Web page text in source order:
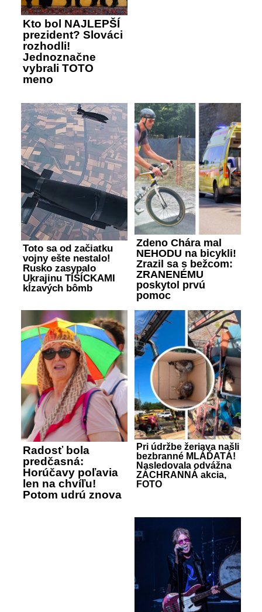
Kto bol NAJLEPŠÍ
prezident? Slováci
rozhodli!
Jednoznačne
vybrali TOTO
meno
Toto sa od začiatku
vojny ešte nestalo!
Rusko zasypalo
Ukrajinu TISÍCKAMI
kĺzavých bômb
Zdeno Chára mal
NEHODU na bicykli!
Zrazil sa s bežcom:
ZRANENÉMU
poskytol prvú
pomoc
Radosť bola
predčasná:
Horúčavy poľavia
len na chvíľu!
Potom udrú znova
Pri údržbe žeriava našli
bezbranné MLÁĎATÁ!
Nasledovala odvážna
ZÁCHRANNÁ akcia,
FOTO